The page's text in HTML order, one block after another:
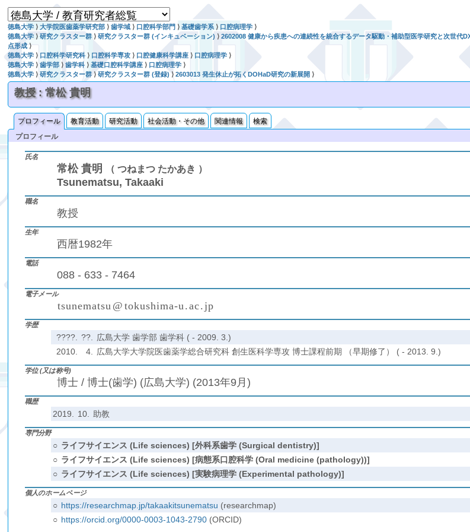
徳島大学 ⟩大学院医歯薬学研究部 ⟩歯学域 ⟩ 口腔科学部門 ⟩基礎歯学系 ⟩ 口腔病理学 ⟩
徳島大学 ⟩研究クラスター群⟩研究クラスター群 (インキュベーション) ⟩2602008 健康から疾患への連続性を統合するデータ駆動・補助型医学研究と次世代
点形成⟩
徳島大学 ⟩ 口腔科学研究科 ⟩ 口腔科学専攻 ⟩ 口腔健康科学講座 ⟩ 口腔病理学 ⟩
徳島大学 ⟩歯学部 ⟩歯学科 ⟩基礎口腔科学講座 ⟩ 口腔病理学 ⟩
徳島大学 ⟩研究クラスター群⟩研究クラスター群 (登録)⟩2603013 発生休止が拓くDOHaD研究の新展開 ⟩
教授 : 常松 貴明
プロフィール 教育活動 研究活動 社会活動・その他 関連情報
検索
プロフィール
氏名
常松 貴明 （ つねまつ たかあき ）
Tsunematsu, Takaaki
職名
教授
生年
西暦1982年
電話
088 - 633 - 7464
電子メール
tsunematsu @ tokushima-u.ac. jp
学歴
????. ??.
広島大学 歯学部 歯学科 ( - 2009. 3.)
2010.
4. 広島大学大学院医歯薬学総合研究科 創生医科学専攻 博士課程前期 （早期修了） ( - 2013. 9.)
学位 (又は称号)
博士 / 博士(歯学) (広島大学) (2013年9月)
職歴
2019. 10. 助教
専門分野
○ ライフサイエンス (Life sciences) [外科系歯学 (Surgical dentistry)]
○ ライフサイエンス (Life sciences) [病態系口腔科学 (Oral medicine (pathology))]
○ ライフサイエンス (Life sciences) [実験病理学 (Experimental pathology)]
個人のホームページ
○ https://researchmap.jp/takaakitsunematsu (researchmap)
○ https://orcid.org/0000-0003-1043-2790 (ORCID)